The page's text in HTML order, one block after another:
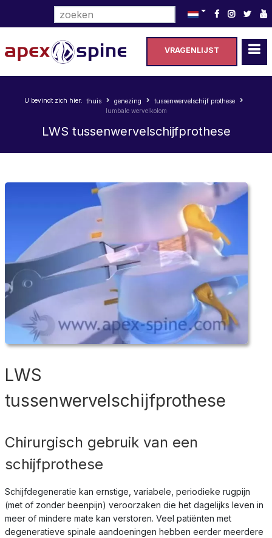
Selecteer de taal
VRAGENLIJST
U bevindt zich hier: thuis genezing
tussenwervelschijf prothese
lumbale wervelkolom
LWS tussenwervelschijfprothese
LWS
tussenwervelschijfprothese
Chirurgisch gebruik van een
schijfprothese
Schijfdegeneratie kan ernstige, variabele, periodieke rugpijn
(met of zonder beenpijn) veroorzaken die het dagelijks leven in
meer of mindere mate kan verstoren. Veel patiënten met
degeneratieve spinale aandoeningen hebben eerder meerdere